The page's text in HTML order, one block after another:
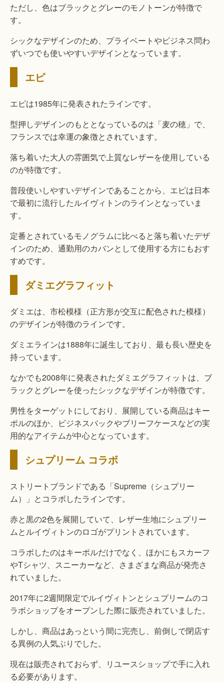
ただし、色はブラックとグレーのモノトーンが特徴で
す。
シックなデザインのため、プライベートやビジネス問わ
ずいつでも使いやすいデザインとなっています。
エピ
エピは1985年に発表されたラインです。
型押しデザインのもととなっているのは「麦の穂」で、
フランスでは幸運の象徴とされています。
落ち着いた大人の雰囲気で上質なレザーを使用している
のが特徴です。
普段使いしやすいデザインであることから、エピは日本
で最初に流行したルイヴィトンのラインとなっていま
す。
定番とされているモノグラムに比べると落ち着いたデザ
インのため、通勤用のカバンとして使用する方にもおす
すめです。
ダミエグラフィット
ダミエは、市松模様（正方形が交互に配色された模様）
のデザインが特徴のラインです。
ダミエラインは1888年に誕生しており、最も長い歴史を
持っています。
なかでも2008年に発表されたダミエグラフィットは、ブ
ラックとグレーを使ったシックなデザインが特徴です。
男性をターゲットにしており、展開している商品はキー
ポルのほか、ビジネスバックやブリーフケースなどの実
用的なアイテムが中心となっています。
シュプリーム コラボ
ストリートブランドである「Supreme（シュプリー
ム）」とコラボしたラインです。
赤と黒の2色を展開していて、レザー生地にシュプリー
ムとルイヴィトンのロゴがプリントされています。
コラボしたのはキーポルだけでなく、ほかにもスカーフ
やTシャツ、スニーカーなど、さまざまな商品が発売さ
れていました。
2017年に2週間限定でルイヴィトンとシュプリームのコ
ラボショップをオープンした際に販売されていました。
しかし、商品はあっという間に完売し、前倒しで閉店す
る異例の人気ぶりでした。
現在は販売されておらず、リユースショップで手に入れ
る必要があります。